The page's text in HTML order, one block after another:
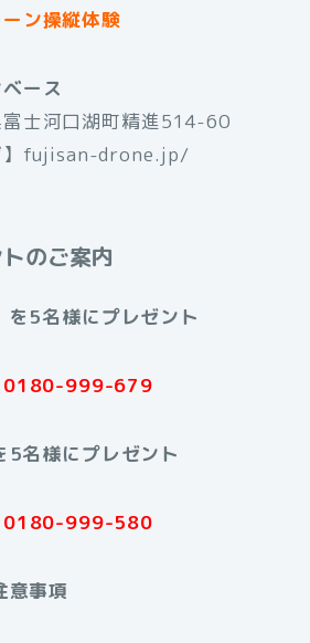
ン操縦体験
ース
富士河口湖町精進514-60
】fujisan-drone.jp/
のご案内
を5名様にプレゼント
0180-999-679
5名様にプレゼント
0180-999-580
意事項